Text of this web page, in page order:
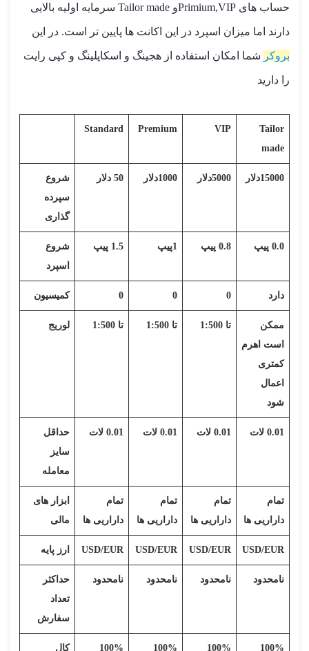
حساب های Primium,VIPو Tailor made سرمایه اولیه بالایی
دارند اما میزان اسپرد در این اکانت ها پایین تر است. در این
بروکر شما امکان استفاده از هجینگ و اسکاپلینگ و کپی رایت
را دارید
Tailor
made
VIP
Premium
Standard
15000دلار 5000دلار 1000دلار 50 دلار
شروع
سپرده
گذاری
0.0 پیپ 0.8 پیپ 1پیپ 1.5 پیپ
شروع
اسپرد
دارد 0
0
0 کمیسیون
ممکن
است اهرم
کمتری
اعمال
شود
تا 1:500 تا 1:500 تا 1:500 لوریج
0.01 لات 0.01 لات 0.01 لات 0.01 لات
حداقل
سایز
معامله
تمام
داراریی ها
تمام
داراریی ها
تمام
داراریی ها
تمام
داراریی ها
ابزار های
مالی
USD/EUR
USD/EUR
USD/EUR
USD/EUR ارز پایه
نامحدود نامحدود نامحدود نامحدود
حداکثر
تعداد
سفارش
100%
100%
100%
100%
کال